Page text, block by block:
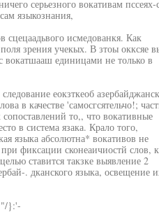
серьезного вокативам пссеях-
языкознания,
сцецаадьвого исмедованкя. Как
зрения учекых. В зтоы окксяе
вокатшааш единицами не только в
еокзткеоб
в качестве 'самосгсятельчо!;
то,, что вокативные
в система язака. Крало того,
языка абсолютна* вокативов не
фиксации сконеаичиостй слов,
ставится такзке выявление 2
. дканского языка, освещение
"/}:'-